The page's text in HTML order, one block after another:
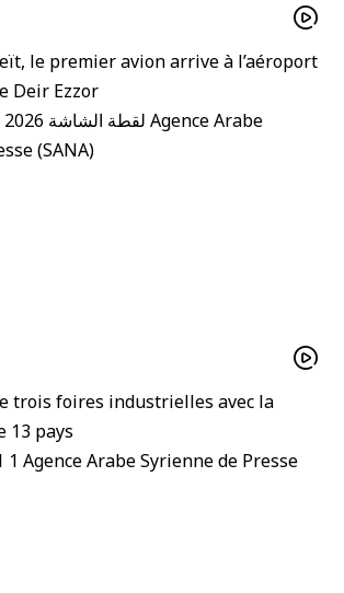
le premier avion arrive à l’aéroport
Deir Ezzor
trois foires industrielles avec la
13 pays